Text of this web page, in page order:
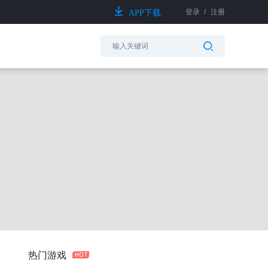
APP下载 登录 / 注册
热门游戏